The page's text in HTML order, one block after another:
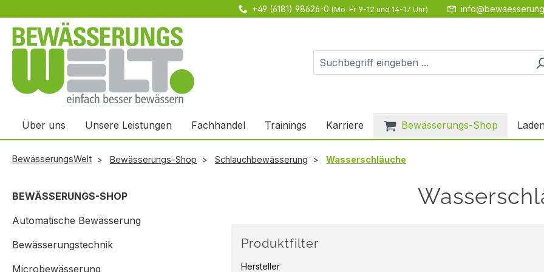
+49 (6181) 98626-0 (Mo-Fr 9-12 und 14-17 Uhr)
Über uns Unsere Leistungen Fachhandel Trainings Karriere Bewässerungs-Shop
BewässerungsWelt Bewässerungs-Shop Schlauchbewässerung Wasserschläuche
BEWÄSSERUNGS-SHOP
Automatische Bewässerung
Bewässerungstechnik
Microbewässerung
Produktfilter
Hersteller